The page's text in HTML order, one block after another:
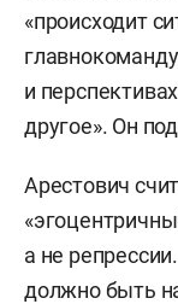
«происходит
и
другое». Он
Арестович
а не
должно быть